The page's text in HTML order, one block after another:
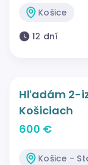
Košice
12 dní
Hľadám 2-
Košiciach
600 €
Košice -